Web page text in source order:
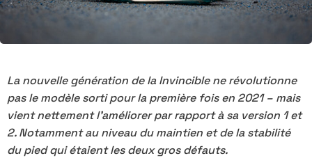
La nouvelle génération de la Invincible ne révolutionne
pas le modèle sorti pour la première fois en 2021 – mais
vient nettement l’améliorer par rapport à sa version 1 et
2. Notamment au niveau du maintien et de la stabilité
du pied qui étaient les deux gros défauts.